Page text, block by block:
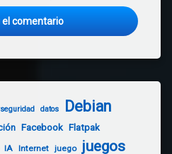
datos Debian
Facebook Flatpak
IA Internet juego juegos